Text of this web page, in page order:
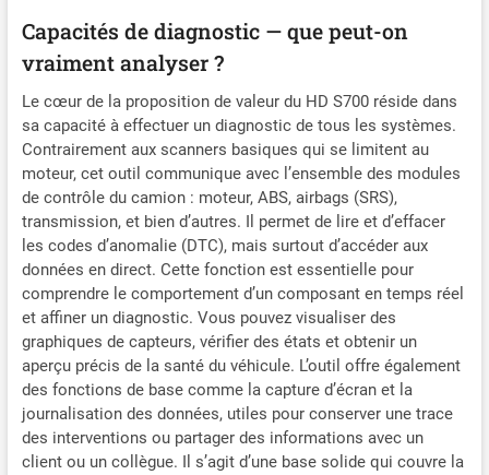
compatibilité avec nouveaux modèles. Support
technique professionnel. Fonctionnalités
variables selon véhicule – vérifiez avant achat.
Capacités de diagnostic — que peut-on
vraiment analyser ?
Le cœur de la proposition de valeur du HD S700 réside dans
sa capacité à effectuer un diagnostic de tous les systèmes.
Contrairement aux scanners basiques qui se limitent au
moteur, cet outil communique avec l’ensemble des modules
de contrôle du camion : moteur, ABS, airbags (SRS),
transmission, et bien d’autres. Il permet de lire et d’effacer
les codes d’anomalie (DTC), mais surtout d’accéder aux
données en direct. Cette fonction est essentielle pour
comprendre le comportement d’un composant en temps réel
et affiner un diagnostic. Vous pouvez visualiser des
graphiques de capteurs, vérifier des états et obtenir un
aperçu précis de la santé du véhicule. L’outil offre également
des fonctions de base comme la capture d’écran et la
journalisation des données, utiles pour conserver une trace
des interventions ou partager des informations avec un
client ou un collègue. Il s’agit d’une base solide qui couvre la